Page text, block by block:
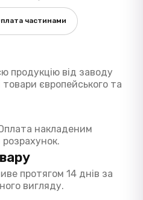
частинами
продукцію від заводу
європейського та
накладеним
протягом 14 днів за
вигляду.